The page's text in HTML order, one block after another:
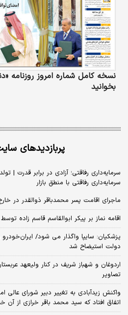
نسخه کامل شماره امروز روزنامه
بخوانید
پربازدیدهای
سرمایه‌داری رفاقتی؛ آزادی در برابر قدرت |
سرمایه‌داری رفاقتی با منطق بازار
ماجرای اقامت پسر محمدباقر ذوالقدر در
اقامه نماز بر پیکر ابوالقاسم قاسم زاده
پزشکیان: سایپا واگذار می شود/ ایران‌خودرو
دولت استیضاح شد
اردوغان و شهباز شریف در کنار ولیعهد
تصاویر
واکنش زیدآبادی به تغییر دبیر شورای
اتفاق افتاد که سید محمد باقر خرازی از آن